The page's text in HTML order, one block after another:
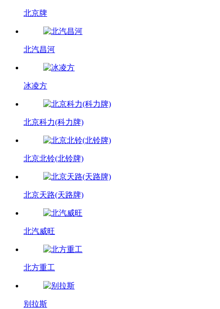
北京牌
北汽昌河
冰凌方
北京科力(科力牌)
北京北铃(北铃牌)
北京天路(天路牌)
北汽威旺
北方重工
别拉斯